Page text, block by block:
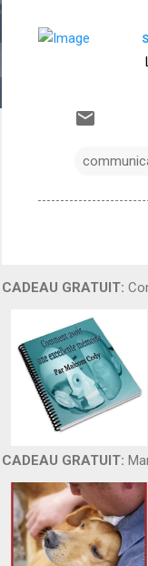
CADEAU GRATUIT:
CADEAU GRATUIT: